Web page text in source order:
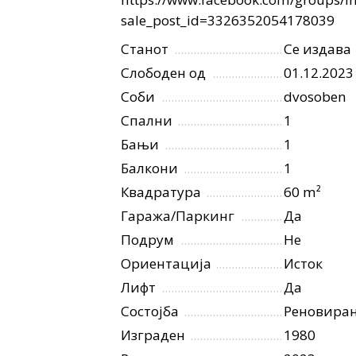
sale_post_id=3326352054178039
Станот
Се издава
Слободен од
01.12.2023
Соби
dvosoben
Спални
1
Бањи
1
Балкони
1
Квадратура
60 m²
Гаража/Паркинг
Да
Подрум
Не
Ориентација
Исток
Лифт
Да
Состојба
Изграден
1980